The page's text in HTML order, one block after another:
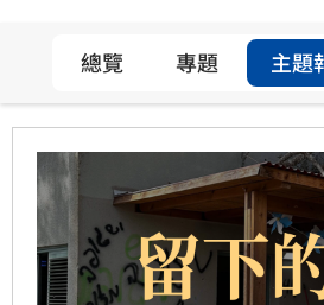
總覽 專題 主題